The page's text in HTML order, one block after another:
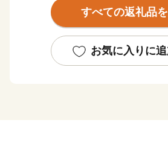
ロマンが溢れています。
★ABCテレビのニュース情報番組「
の地酒 『長寿金亀』 が紹介されま
すべての返礼品
お気に入りに